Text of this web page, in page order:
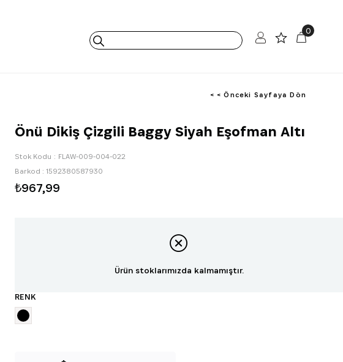
0
< < Önceki Sayfaya Dön
Önü Dikiş Çizgili Baggy Siyah Eşofman Altı
Stok Kodu
FLAW-009-004-022
Barkod : 1592380587930
₺967,99
Ürün stoklarımızda kalmamıştır.
RENK